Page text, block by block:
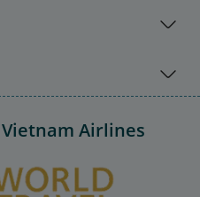
Airlines